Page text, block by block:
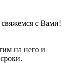
с Вами!
на него и